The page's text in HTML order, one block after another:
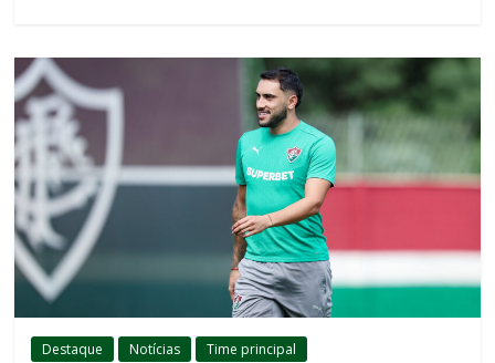
Destaque Notícias Time principal